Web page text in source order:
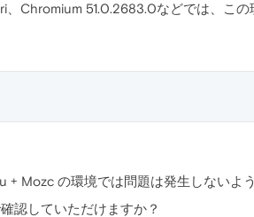
Chromium 51.0.2683.0などでは、この
Mozc の環境では問題は発生しないよ
認していただけますか？